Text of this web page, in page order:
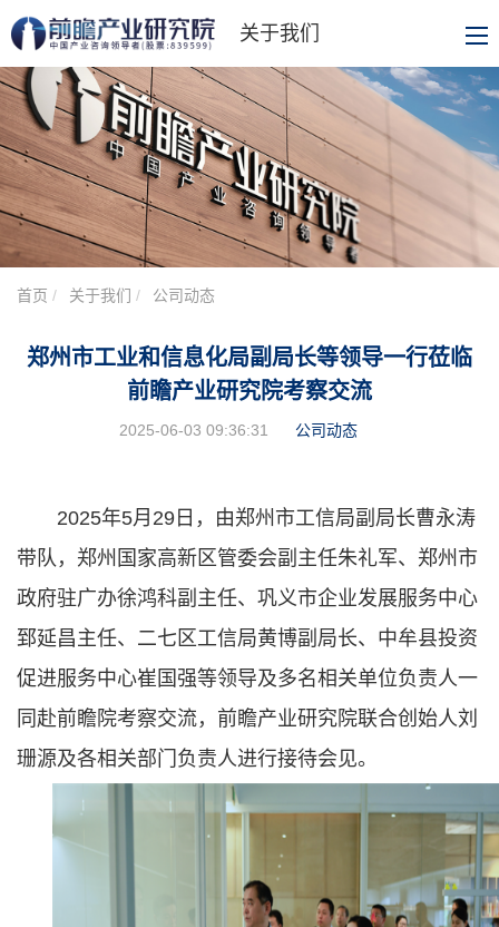
关于我们
首页 关于我们 公司动态
郑州市工业和信息化局副局长等领导一行莅临
前瞻产业研究院考察交流
2025-06-03 09:36:31 公司动态
2025年5月29日，由郑州市工信局副局长曹永涛
带队，郑州国家高新区管委会副主任朱礼军、郑州市
政府驻广办徐鸿科副主任、巩义市企业发展服务中心
郅延昌主任、二七区工信局黄博副局长、中牟县投资
促进服务中心崔国强等领导及多名相关单位负责人一
同赴前瞻院考察交流，前瞻产业研究院联合创始人刘
珊源及各相关部门负责人进行接待会见。